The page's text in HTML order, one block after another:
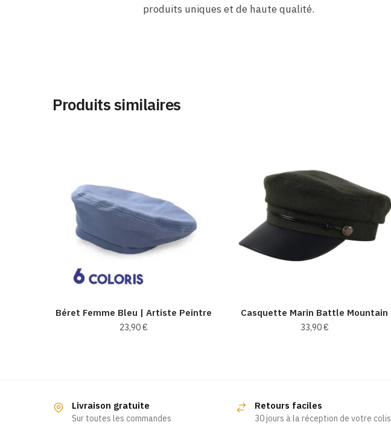
produits uniques et de haute qualité.
Produits similaires
Béret Femme Bleu | Artiste Peintre
23,90€
variations.
Casquette Marin Battle Mountain
33,90€
Livraison gratuite
Sur toutes les commandes
Retours faciles
30 jours à la réception de votre colis